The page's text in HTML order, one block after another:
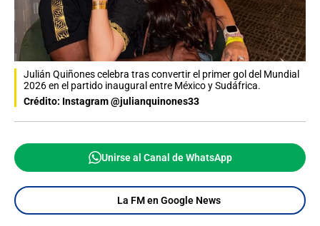
Julián Quiñones celebra tras convertir el primer gol del Mundial
2026 en el partido inaugural entre México y Sudáfrica.
Crédito: Instagram @julianquinones33
Unirse al Canal de WhatsApp
La FM en Google News